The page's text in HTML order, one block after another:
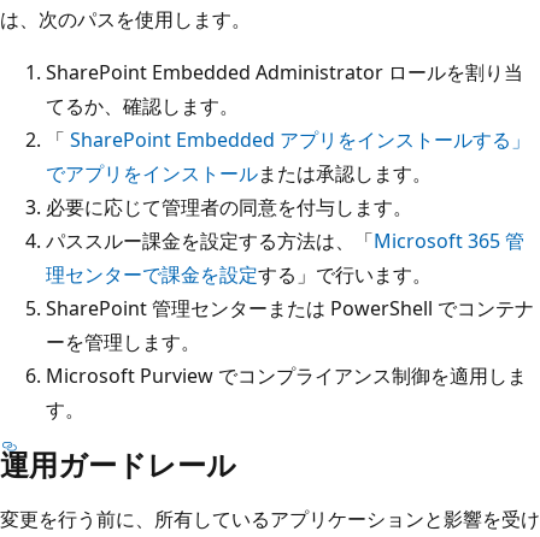
は、次のパスを使用します。
SharePoint Embedded Administrator ロールを割り当
てるか、確認します。
「 SharePoint Embedded アプリをインストールする」
でアプリをインストールまたは承認します。
必要に応じて管理者の同意を付与します。
パススルー課金を設定する方法は、「Microsoft 365 管
理センターで課金を設定する」で行います。
SharePoint 管理センターまたは PowerShell でコンテナ
ーを管理します。
Microsoft Purview でコンプライアンス制御を適用しま
す。
運用ガードレール
変更を行う前に、所有しているアプリケーションと影響を受け